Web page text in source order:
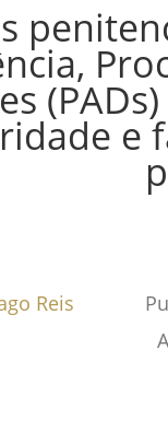
e
Reis